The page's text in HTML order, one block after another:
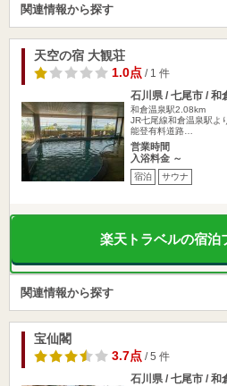
関連情報から探す
天空の宿 大観荘
1.0点/ 1 件
石川県 / 七尾市 / 和
和倉温泉駅2.08km
JR七尾線和倉温泉駅よ
能登有料道路…
営業時間
入浴料金 ～
宿泊 サウナ
楽天トラベルの宿泊
関連情報から探す
宝仙閣
3.7点/ 5 件
石川県 / 七尾市 / 和